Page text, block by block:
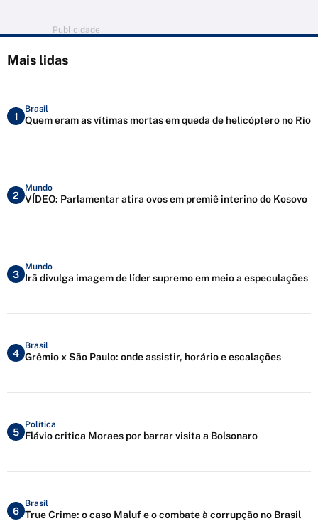
Publicidade
Mais lidas
1
Brasil
Quem eram as vítimas mortas em queda de helicóptero no Rio
2
Mundo
VÍDEO: Parlamentar atira ovos em premiê interino do Kosovo
3
Mundo
Irã divulga imagem de líder supremo em meio a especulações
4
Brasil
Grêmio x São Paulo: onde assistir, horário e escalações
5
Política
Flávio critica Moraes por barrar visita a Bolsonaro
6
Brasil
True Crime: o caso Maluf e o combate à corrupção no Brasil